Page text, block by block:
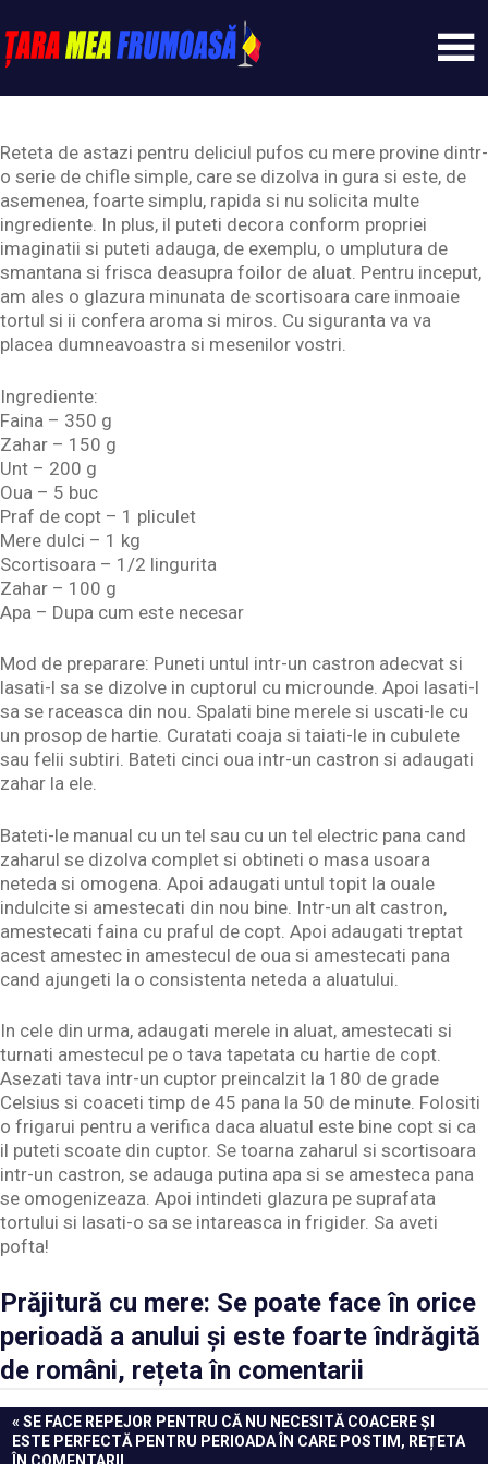
to
content
Tarameafrumoasa
Reteta de astazi pentru deliciul pufos cu mere provine dintr-
o serie de chifle simple, care se dizolva in gura si este, de
asemenea, foarte simplu, rapida si nu solicita multe
ingrediente. In plus, il puteti decora conform propriei
imaginatii si puteti adauga, de exemplu, o umplutura de
smantana si frisca deasupra foilor de aluat. Pentru inceput,
am ales o glazura minunata de scortisoara care inmoaie
tortul si ii confera aroma si miros. Cu siguranta va va
placea dumneavoastra si mesenilor vostri.
Ingrediente:
Faina – 350 g
Zahar – 150 g
Unt – 200 g
Oua – 5 buc
Praf de copt – 1 pliculet
Mere dulci – 1 kg
Scortisoara – 1/2 lingurita
Zahar – 100 g
Apa – Dupa cum este necesar
Mod de preparare: Puneti untul intr-un castron adecvat si
lasati-l sa se dizolve in cuptorul cu microunde. Apoi lasati-l
sa se raceasca din nou. Spalati bine merele si uscati-le cu
un prosop de hartie. Curatati coaja si taiati-le in cubulete
sau felii subtiri. Bateti cinci oua intr-un castron si adaugati
zahar la ele.
Bateti-le manual cu un tel sau cu un tel electric pana cand
zaharul se dizolva complet si obtineti o masa usoara
neteda si omogena. Apoi adaugati untul topit la ouale
indulcite si amestecati din nou bine. Intr-un alt castron,
amestecati faina cu praful de copt. Apoi adaugati treptat
acest amestec in amestecul de oua si amestecati pana
cand ajungeti la o consistenta neteda a aluatului.
In cele din urma, adaugati merele in aluat, amestecati si
turnati amestecul pe o tava tapetata cu hartie de copt.
Asezati tava intr-un cuptor preincalzit la 180 de grade
Celsius si coaceti timp de 45 pana la 50 de minute. Folositi
o frigarui pentru a verifica daca aluatul este bine copt si ca
il puteti scoate din cuptor. Se toarna zaharul si scortisoara
intr-un castron, se adauga putina apa si se amesteca pana
se omogenizeaza. Apoi intindeti glazura pe suprafata
tortului si lasati-o sa se intareasca in frigider. Sa aveti
pofta!
Prăjitură cu mere: Se poate face în orice
perioadă a anului și este foarte îndrăgită
de români, rețeta în comentarii
Navigare
în
PREVIOUS
POST:
SE FACE REPEJOR PENTRU CĂ NU NECESITĂ COACERE ȘI
ESTE PERFECTĂ PENTRU PERIOADA ÎN CARE POSTIM, REȚETA
ÎN COMENTARII